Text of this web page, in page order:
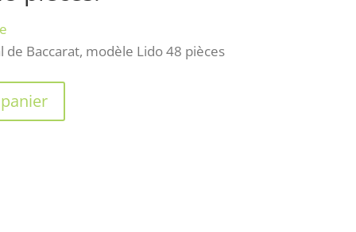
Baccarat, modèle Lido 48 pièces